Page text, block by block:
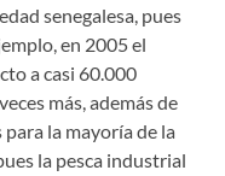
senegalesa, pues
en 2005 el
a casi 60.000
más, además de
la mayoría de la
la pesca industrial